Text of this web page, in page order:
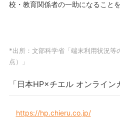
校・教育関係者の一助になること
*出所：文部科学省「端末利用状況等
点）」
「日本HP×チエル オンライン
https://hp.chieru.co.jp/